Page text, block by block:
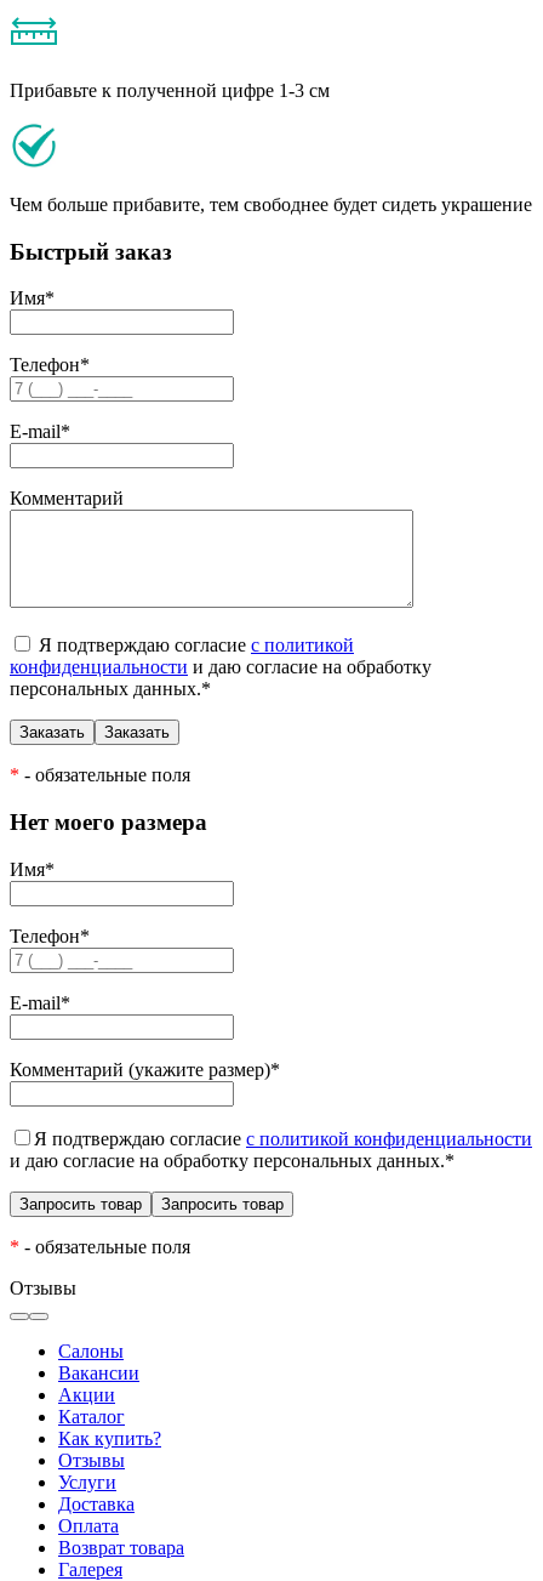
Прибавьте к полученной цифре 1-3 см
Чем больше прибавите, тем свободнее будет сидеть украшение
Быстрый заказ
Имя*
Телефон*
E-mail*
Комментарий
Я подтверждаю согласие с политикой
конфиденциальности и даю согласие на обработку
персональных данных.*
* - обязательные поля
Нет моего размера
Имя*
Телефон*
E-mail*
Комментарий (укажите размер)*
Я подтверждаю согласие с политикой конфиденциальности
и даю согласие на обработку персональных данных.*
* - обязательные поля
Отзывы
Салоны
Вакансии
Акции
Каталог
Как купить?
Отзывы
Услуги
Доставка
Оплата
Возврат товара
Галерея